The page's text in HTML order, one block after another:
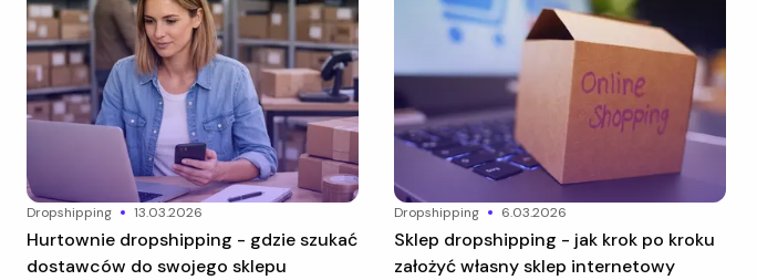
dropshipping 13.03.2026
Hurtownie dropshipping - gdzie szukać
dostawców do swojego sklepu
dropshipping 6.03.2026
Sklep dropshipping - jak krok po kroku
założyć własny sklep internetowy